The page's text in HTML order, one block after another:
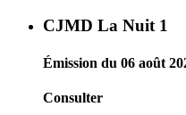
CJMD La Nuit 1
Émission du 06 août
Consulter